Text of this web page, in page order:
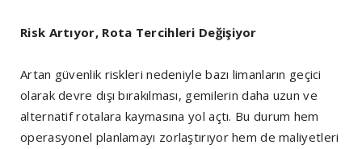
Risk Artıyor, Rota Tercihleri Değişiyor
Artan güvenlik riskleri nedeniyle bazı limanların geçici
olarak devre dışı bırakılması, gemilerin daha uzun ve
alternatif rotalara kaymasına yol açtı. Bu durum hem
operasyonel planlamayı zorlaştırıyor hem de maliyetleri